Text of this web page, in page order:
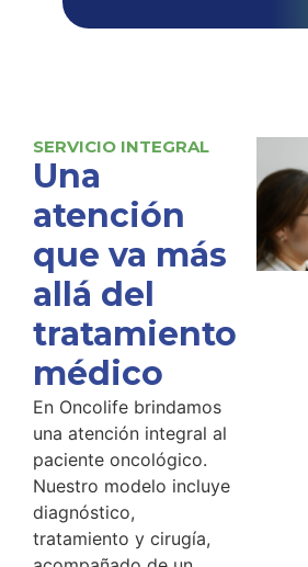
SERVICIO INTEGRAL
Una
atención
que va más
allá del
tratamiento
médico
En Oncolife brindamos
una atención integral al
paciente oncológico.
Nuestro modelo incluye
diagnóstico,
tratamiento y cirugía,